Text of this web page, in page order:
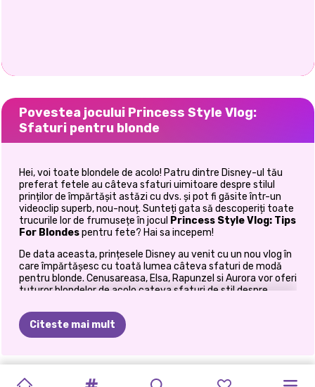
Povestea jocului Princess Style Vlog:
Sfaturi pentru blonde
Hei, voi toate blondele de acolo! Patru dintre Disney-ul tău
preferat fetele au câteva sfaturi uimitoare despre stilul
prinților de împărtășit astăzi cu dvs. și pot fi găsite într-un
videoclip superb, nou-nouț. Sunteți gata să descoperiți toate
trucurile lor de frumusețe în jocul Princess Style Vlog: Tips
For Blondespentru fete? Hai sa incepem!
De data aceasta, prințesele Disney au venit cu un nou vlog în
care împărtășesc cu toată lumea câteva sfaturi de modă
pentru blonde. Cenusareasa, Elsa, Rapunzel si Aurora vor oferi
tuturor blondelor de acolo cateva sfaturi de stil despre
Conform acestor frumuseți regale, rimelul maro este cea mai
bună opțiune atunci când vrei să obții un aspect natural. De
asemenea, ar trebui să rețineți că fardul albastru, argintiu sau
întotdeauna utilizarea rujului portocaliu. Urmând aceste
Citeste mai mult
ESTETICA
PRINȚESA ZDROBIREA
BALERINE PRINCESS